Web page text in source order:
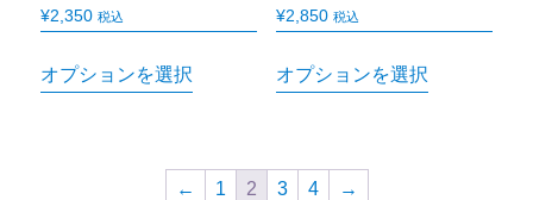
¥2,350 税込
オプションを選択
¥2,850 税込
オプションを選択
← 1 2 3 4 →